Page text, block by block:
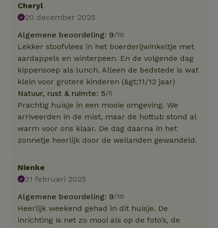
Cheryl
20 december 2025
Algemene beoordeling: 9/10
Lekker stoofvlees in het boerderijwinkeltje met
aardappels en winterpeen. En de volgende dag
kippensoep als lunch. Alleen de bedstede is wat
klein voor grotere kinderen (&gt;11/12 jaar)
Natuur, rust & ruimte: 5/5
Prachtig huisje in een mooie omgeving. We
arriveerden in de mist, maar de hottub stond al
warm voor ons klaar. De dag daarna in het
zonnetje heerlijk door de weilanden gewandeld.
Nienke
21 februari 2025
Algemene beoordeling: 9/10
Heerlijk weekend gehad in dit huisje. De
inrichting is net zo mooi als op de foto’s, de